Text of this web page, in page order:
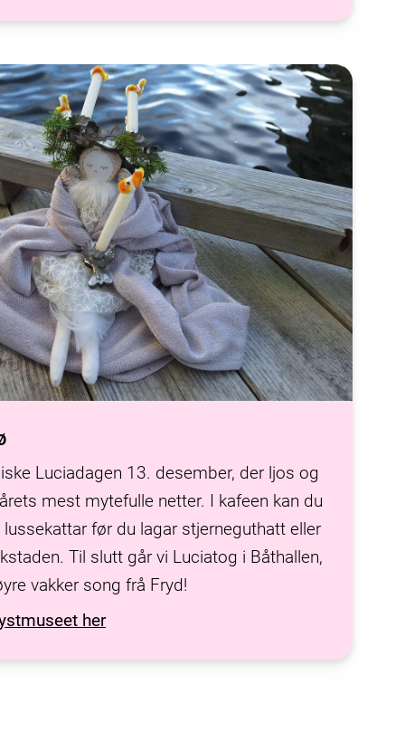
Luciadagen 13. desember, der ljos og
mest mytefulle netter. I kafeen kan du
før du lagar stjerneguthatt eller
Til slutt går vi Luciatog i Båthallen,
vakker song frå Fryd!
her